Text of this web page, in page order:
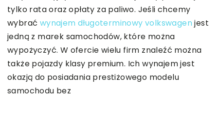
tylko rata oraz opłaty za paliwo. Jeśli chcemy
wybrać wynajem długoterminowy volkswagenjest
jedną z marek samochodów, które można
wypożyczyć. W ofercie wielu firm znaleźć można
także pojazdy klasy premium. Ich wynajem jest
okazją do posiadania prestiżowego modelu
samochodu bez